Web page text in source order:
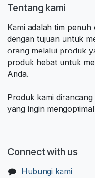
Tentang kami
Kami adalah tim
dengan tujuan untuk
orang melalui produk
produk hebat untuk
Anda.
Produk kami
yang ingin
Connect with us
Hubungi kami